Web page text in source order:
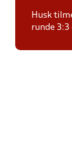
Husk
runde 3:3